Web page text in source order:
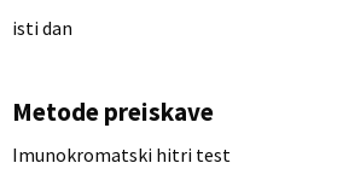
isti dan
Metode preiskave
Imunokromatski hitri test